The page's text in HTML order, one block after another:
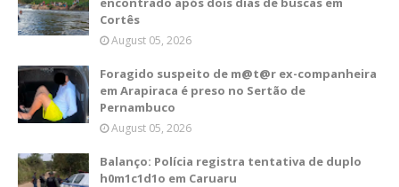
Cortês
August 05, 2026
Foragido suspeito de m@t@r ex-companheira
em Arapiraca é preso no Sertão de
Pernambuco
August 05, 2026
Balanço: Polícia registra tentativa de duplo
h0m1c1d1o em Caruaru